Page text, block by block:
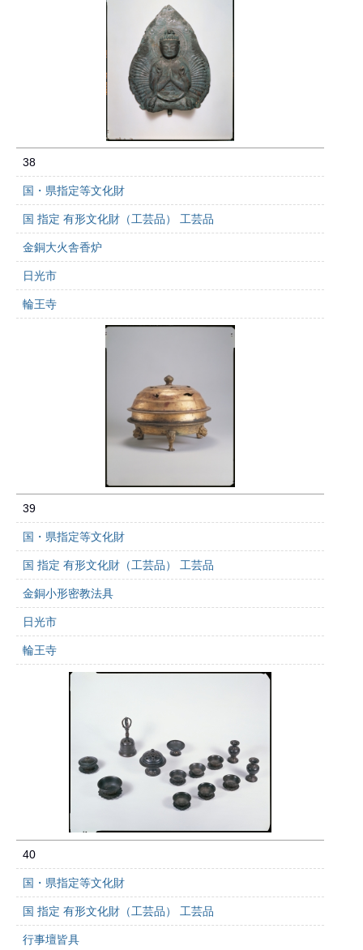
38
国・県指定等文化財
国 指定 有形文化財（工芸品） 工芸品
金銅大火舎香炉
日光市
輪王寺
39
国・県指定等文化財
国 指定 有形文化財（工芸品） 工芸品
金銅小形密教法具
日光市
輪王寺
40
国・県指定等文化財
国 指定 有形文化財（工芸品） 工芸品
行事壇皆具